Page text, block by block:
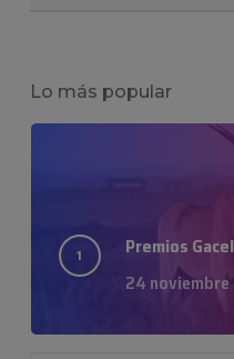
Lo más popular
Premios
24 noviembre